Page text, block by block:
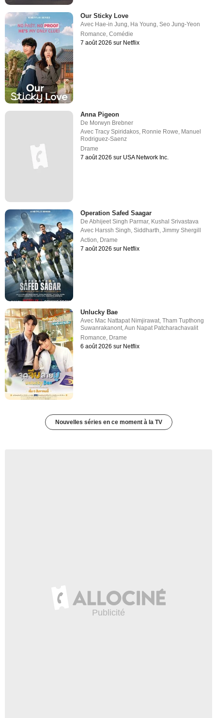
Our Sticky Love
Avec Hae-in Jung, Ha Young,Seo Jung-Yeon
Romance,Comédie
7 août 2026 sur Netflix
Anna Pigeon
De Morwyn Brebner
AvecTracy Spiridakos, Ronnie Rowe, Manuel
Rodriguez-Saenz
Drame
7 août 2026 sur USA Network Inc.
Operation Safed Saagar
DeAbhijeet Singh Parmar, Kushal Srivastava
Avec Harssh Singh,Siddharth,Jimmy Shergill
Action, Drame
7 août 2026 sur Netflix
Unlucky Bae
Avec Mac Nattapat Nimjirawat ,Tham Tupthong
Suwanrakanont ,Aun Napat Patcharachavalit
Romance Drame
6 août 2026 sur Netflix
Nouvelles séries en ce moment à la TV